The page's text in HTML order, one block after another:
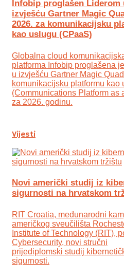
Infobip proglašen Liderom
izvješću Gartner Magic
2026. za komunikacijsku
kao uslugu (CPaaS)
Globalna cloud
platforma Infobip proglašena
u izvješću Gartner Magic
komunikacijsku platformu kao
(Communications Platform as
za 2026. godinu.
Vijesti
Novi američki studij iz
sigurnosti na hrvatskom
RIT Croatia, međunarodni
američkog sveučilišta
Institute of Technology (RIT),
Cybersecurity, novi stručni
prijediplomski studij
sigurnosti.